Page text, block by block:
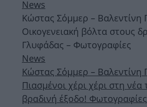
News
Κώστας Σόμμερ – Βαλεντίνη
Οικογενειακή βόλτα στους
Γλυφάδας – Φωτογραφίες
News
Κώστας Σόμμερ – Βαλεντίνη
Πιασμένοι χέρι χέρι στη νέα
βραδινή έξοδο! Φωτογραφίες